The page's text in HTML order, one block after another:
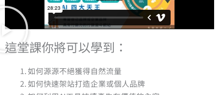
這堂課你將可以學到：
如何源源不絕獲得自然流量
如何快速架站打造企業或個人品牌